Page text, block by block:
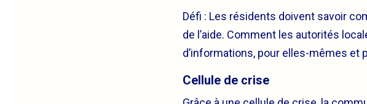
Défi : Les résidents doivent savoir
de l’aide. Comment les autorités
d’informations, pour elles-mêmes et
Cellule de crise